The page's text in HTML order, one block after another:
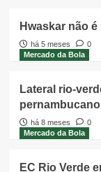
Hwaskar não
há 5 meses
0
Mercado da Bola
Lateral rio-
pernambucano
há 8 meses
0
Mercado da Bola
EC Rio Verde